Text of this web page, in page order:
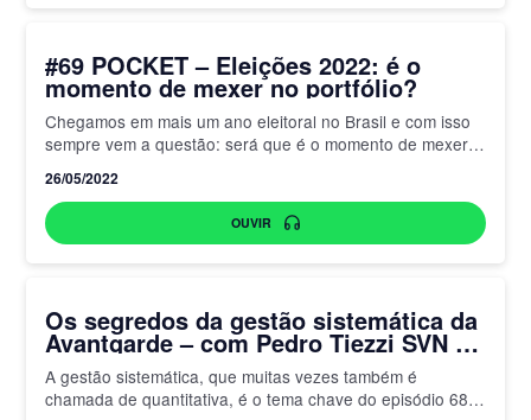
#69 POCKET – Eleições 2022: é o
momento de mexer no portfólio?
Chegamos em mais um ano eleitoral no Brasil e com isso
sempre vem a questão: será que é o momento de mexer
26/05/2022
OUVIR
Os segredos da gestão sistemática da
Avantgarde – com Pedro Tiezzi SVN e
Luciano França da Avantgarde
A gestão sistemática, que muitas vezes também é
chamada de quantitativa, é o tema chave do episódio 68